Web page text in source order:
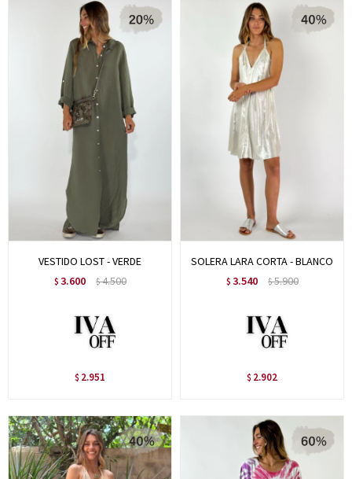
VESTIDO LOST - VERDE
$ 3.600 $4.500
$ 2.951
SOLERA LARA CORTA - BLANCO
$ 3.540 $5.900
$ 2.902